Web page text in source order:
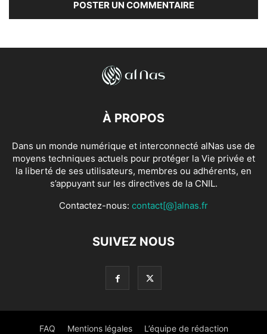
À PROPOS
Dans un monde numérique et interconnecté alNas use de
moyens techniques actuels pour protéger la Vie privée et
la liberté de ses utilisateurs, membres ou adhérents, en
s’appuyant sur les directives de la CNIL.
Contactez-nous: contact[@]alnas.fr
SUIVEZ NOUS
FAQ Mentions légales L’équipe de rédaction